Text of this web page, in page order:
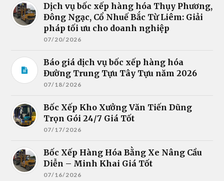
Dịch vụ bốc xếp hàng hóa Thụy Phương,
Đông Ngạc, Cổ Nhuế Bắc Từ Liêm: Giải
pháp tối ưu cho doanh nghiệp
07/20/2026
Báo giá dịch vụ bốc xếp hàng hóa
Đường Trung Tựu Tây Tựu năm 2026
07/18/2026
Bốc Xếp Kho Xưởng Văn Tiến Dũng
Trọn Gói 24/7 Giá Tốt
07/17/2026
Bốc Xếp Hàng Hóa Bằng Xe Nâng Cầu
Diễn – Minh Khai Giá Tốt
07/16/2026